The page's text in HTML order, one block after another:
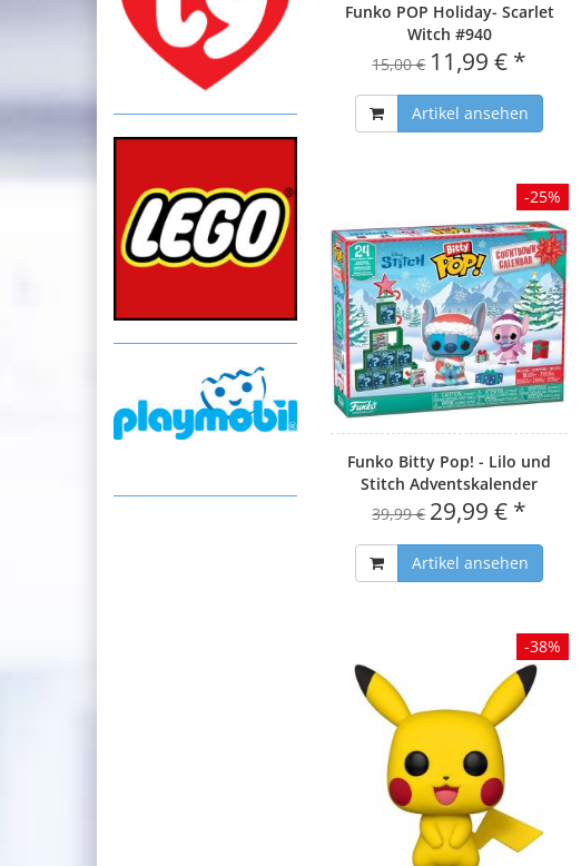
Funko POP Holiday- Scarlet
Witch #940
15,00 € 11,99 € *
Artikel ansehen
Funko Bitty Pop! - Lilo und
Stitch Adventskalender
39,99 € 29,99 € *
Artikel ansehen
-25%
-38%